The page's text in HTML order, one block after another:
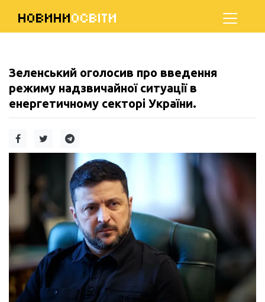
НОВИНИОСВІТИ
Зеленський оголосив про введення
режиму надзвичайної ситуації в
енергетичному секторі України.